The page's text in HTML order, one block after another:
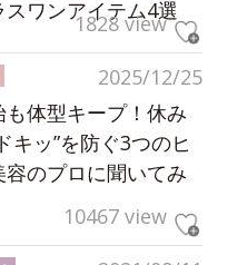
ワンアイテム4選
1828 view
2025/12/25
も体型キープ！休み
キッ”を防ぐ3つのヒ
容のプロに聞いてみ
10467 view